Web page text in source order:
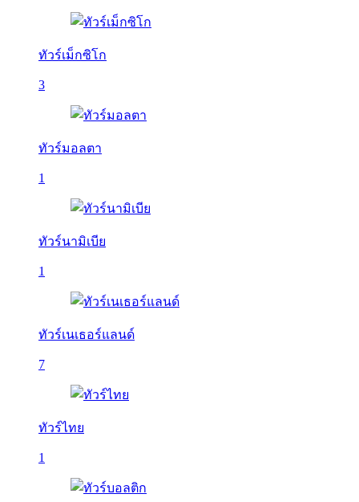
ทัวร์เม็กซิโก
3
ทัวร์มอลตา
1
ทัวร์นามิเบีย
1
ทัวร์เนเธอร์แลนด์
7
ทัวร์ไทย
1